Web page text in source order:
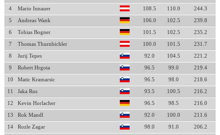
4 Mario Innauer 108.5 110.0 244.3
5 Andreas Wank 106.0 102.5 239.8
6 Tobias Bogner 101.5 102.5 235.2
7 Thomas Thurnbichler 100.0 101.5 231.7
8 Jurij Tepes 92.0 104.5 221.2
9 Robert Hrgota 96.5 99.0 219.4
10 Matic Kramarsic 96.5 98.0 218.6
11 Jaka Rus 93.5 100.5 216.2
12 Kevin Horlacher 96.5 98.5 216.0
13 Rok Mandl 92.0 100.0 211.6
14 Rozle Zagar 98.0 91.0 206.2